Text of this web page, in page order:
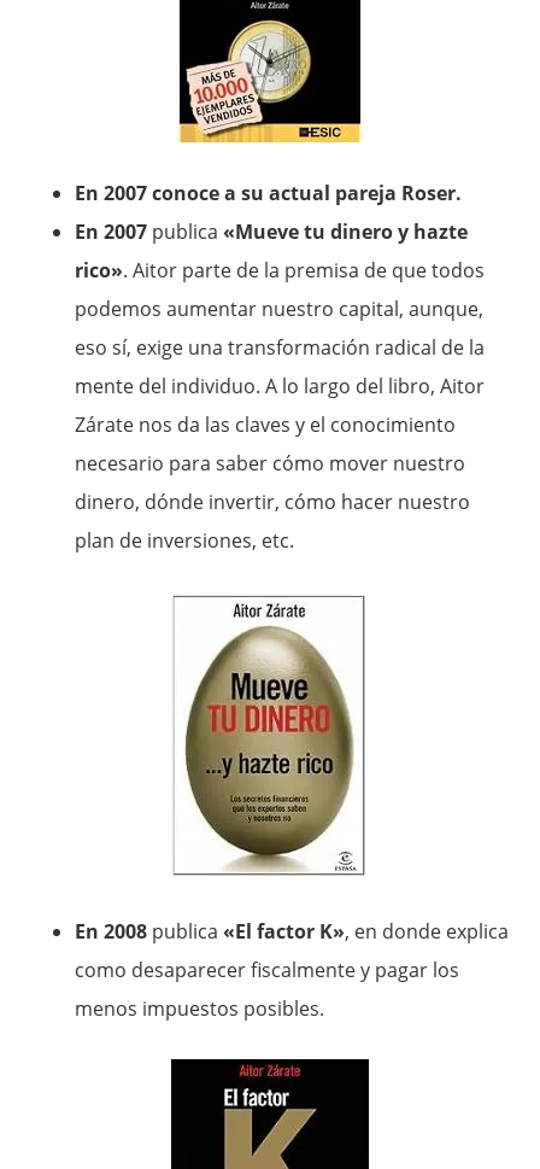
En 2007 conoce a su actual pareja Roser.
En 2007 publica«Mueve tu dinero y hazte
rico». Aitor parte de la premisa de que todos
podemos aumentar nuestro capital, aunque,
eso sí, exige una transformación radical de la
mente del individuo. A lo largo del libro, Aitor
Zárate nos da las claves y el conocimiento
necesario para saber cómo mover nuestro
dinero, dónde invertir, cómo hacer nuestro
plan de inversiones, etc.
En 2008 publica«El factor K», en donde explica
como desaparecer fiscalmente y pagar los
menos impuestos posibles.